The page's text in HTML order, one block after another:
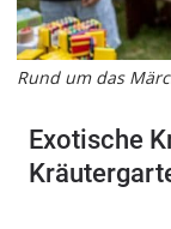
Rund um das
Exotische